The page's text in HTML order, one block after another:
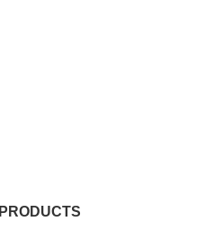
PRODUCTS